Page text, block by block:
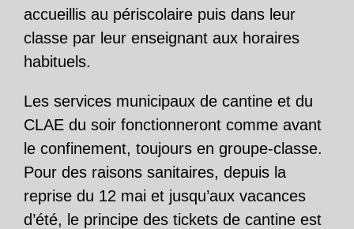
accueillis au périscolaire puis dans leur
classe par leur enseignant aux horaires
habituels.
Les services municipaux de cantine et du
CLAE du soir fonctionneront comme avant
le confinement, toujours en groupe-classe.
Pour des raisons sanitaires, depuis la
reprise du 12 mai et jusqu’aux vacances
d’été, le principe des tickets de cantine est